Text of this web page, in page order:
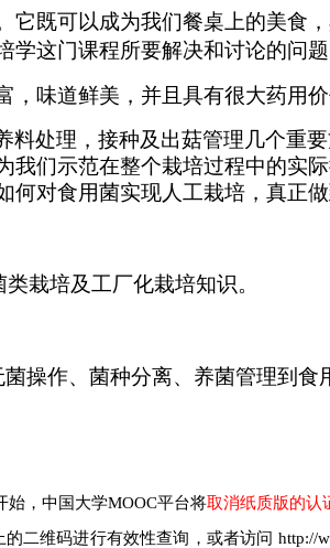
它既可以成为我们餐桌上的美食
学这门课程所要解决和讨论的问题
味道鲜美，并且具有很大药用
料处理，接种及出菇管理几个重
我们示范在整个栽培过程中的实
何对食用菌实现人工栽培，真正
栽培及工厂化栽培知识。
操作、菌种分离、养菌管理到食
始，中国大学MOOC平台将取消纸质版的认
二维码进行有效性查询，或者访问